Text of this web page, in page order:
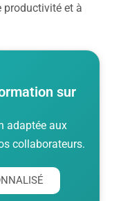
productivité et à
sur
adaptée aux
collaborateurs.